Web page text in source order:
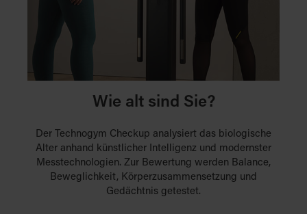
Wie alt sind Sie?
Der Technogym Checkup analysiert das biologische
Alter anhand künstlicher Intelligenz und modernster
Messtechnologien. Zur Bewertung werden Balance,
Beweglichkeit, Körperzusammensetzung und
Gedächtnis getestet.